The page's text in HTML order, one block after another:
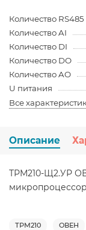
Количество RS485
Количество AI
Количество DI
Количество DO
Количество AO
U питания
Все
Описание
ТРМ210-Щ2.УР
ТРМ210 ОВЕН